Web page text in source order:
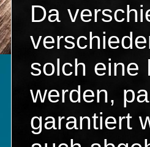
Da
solch eine
werden,
garantiert